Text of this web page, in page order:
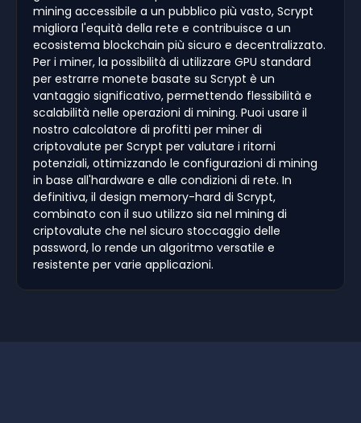
mining accessibile a un pubblico più vasto, Scrypt
migliora l'equità della rete e contribuisce a un
ecosistema blockchain più sicuro e decentralizzato.
Per i miner, la possibilità di utilizzare GPU standard
per estrarre monete basate su Scrypt è un
vantaggio significativo, permettendo flessibilità e
scalabilità nelle operazioni di mining. Puoi usare il
nostro calcolatore di profitti per miner di
criptovalute per Scrypt per valutare i ritorni
potenziali, ottimizzando le configurazioni di mining
in base all'hardware e alle condizioni di rete. In
definitiva, il design memory-hard di Scrypt,
combinato con il suo utilizzo sia nel mining di
criptovalute che nel sicuro stoccaggio delle
password, lo rende un algoritmo versatile e
resistente per varie applicazioni.